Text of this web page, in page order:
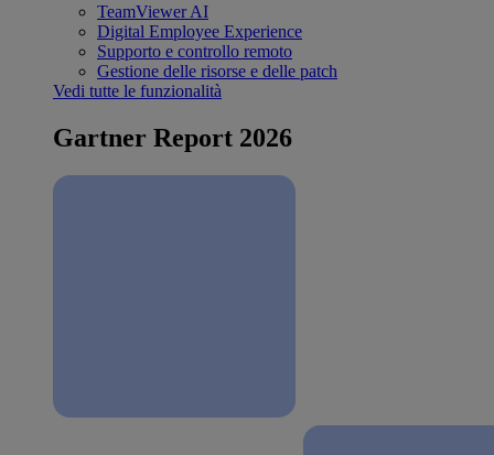
TeamViewer AI
Digital Employee Experience
Supporto e controllo remoto
Gestione delle risorse e delle patch
Vedi tutte le funzionalità
Gartner Report 2026